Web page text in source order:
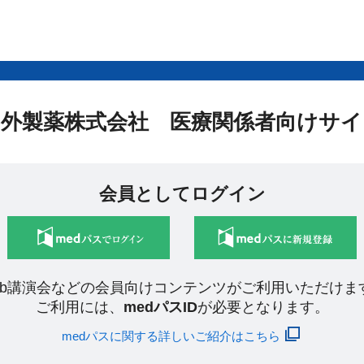
製薬株式会社 医療関係者向けサ
会員としてログイン
講演会などの会員向けコンテンツがご利用いただけま
ご利用には、 medパスIDが必要となります。
medパスに関する詳しいご紹介はこちら